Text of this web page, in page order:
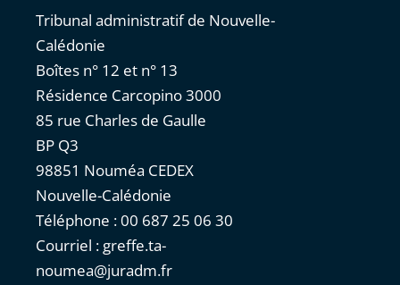
Tribunal administratif de Nouvelle-
Calédonie
Boîtes n° 12 et n° 13
Résidence Carcopino 3000
85 rue Charles de Gaulle
BP Q3
98851 Nouméa CEDEX
Nouvelle-Calédonie
Téléphone : 00 687 25 06 30
Courriel : greffe.ta-
noumea@juradm.fr